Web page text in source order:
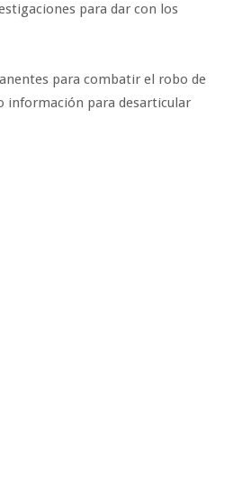
para dar con los
para combatir el robo de
información para desarticular